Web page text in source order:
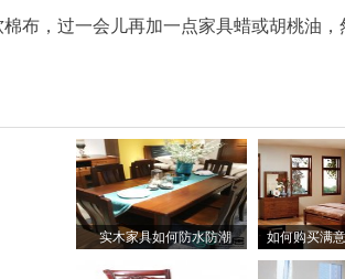
，过一会儿再加一点家具蜡或胡桃油，
实木家具如何防水防潮